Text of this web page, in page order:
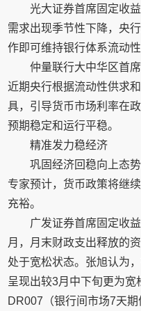
光大证券首席固定收
需求出现季节性下降，央
作即可维持银行体系流动性
仲量联行大中华区首
近期央行根据流动性供求
具，引导货币市场利率在
预期稳定和运行平稳。
精准发力稳经济
巩固经济回稳向上态
专家预计，货币政策将继
充裕。
广发证券首席固定收
月，月末财政支出释放的
处于宽松状态。张旭认为
呈现出较3月中下旬更为
DR007（银行间市场7天